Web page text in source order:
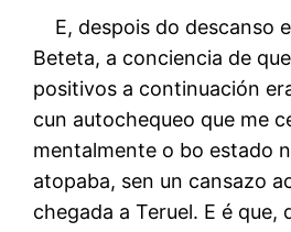
E, despois do descanso
Beteta, a conciencia de
positivos a continuación
cun autochequeo que me
mentalmente o bo estado
atopaba, sen un cansazo
chegada a Teruel. E é que,